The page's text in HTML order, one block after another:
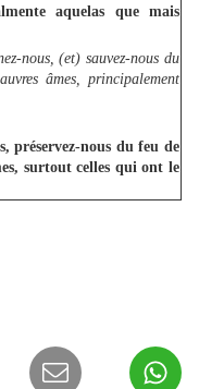
aquelas que mais
nous, (et) sauvez-nous du
âmes, principalement
préservez-nous du feu de
surtout celles qui ont le